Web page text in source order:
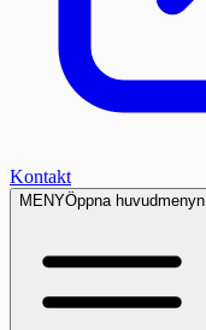
Kontakt
MENYÖppna huvudmenyn